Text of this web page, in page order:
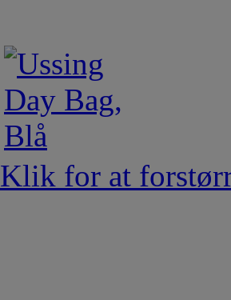
Klik for at